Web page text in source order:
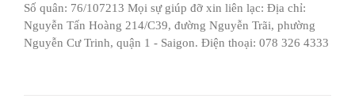
Số quân: 76/107213 Mọi sự giúp đỡ xin liên lạc: Địa chỉ:
Nguyễn Tấn Hoàng 214/C39, đường Nguyễn Trãi, phường
Nguyễn Cư Trinh, quận 1 - Saigon. Điện thoại: 078 326 4333